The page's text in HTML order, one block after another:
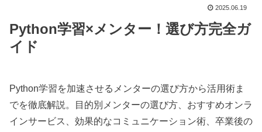
2025.06.19
Python学習×メンター！選び方完全ガ
イド
Python学習を加速させるメンターの選び方から活用術ま
でを徹底解説。目的別メンターの選び方、おすすめオンラ
インサービス、効果的なコミュニケーション術、卒業後の